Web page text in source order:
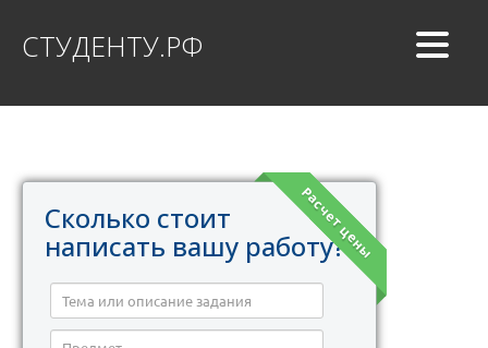
СТУДЕНТУ.РФ
Расчет цены
Сколько стоит
написать вашу работу?